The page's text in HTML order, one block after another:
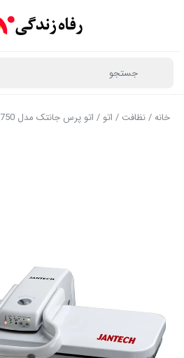
خانه/نظافت / اتو / اتو پرس جانتک مدل 2750